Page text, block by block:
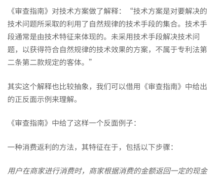
算
法、
治
疗/
诊
《审查指南》对技术方案做了解释：“技术方案是对要解决的
技术问题所采取的利用了自然规律的技术手段的集合。技术手
段通常是由技术特征来体现的。未采用技术手段解决技术问
题，以获得符合自然规律的技术效果的方案，不属于专利法第
二条第二款规定的客体。”
其实这个解释也比较抽象，我们可以借用《审查指南》中给出
的正反面示例来理解。
《审查指南》中给了这样一个反面例子：
一种消费返利的方法，其特征在于，包括以下步骤：
用户在商家进行消费时，商家根据消费的金额返回一定的现金